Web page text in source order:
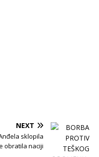
NEXT
Anđela sklopila
obratila naciji